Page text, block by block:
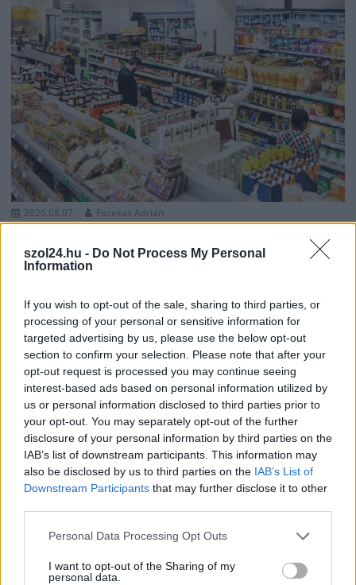
szol24.hu - Do Not Process My Personal
Information
If you wish to opt-out of the sale, sharing to third parties, or
processing of your personal or sensitive information for
targeted advertising by us, please use the below opt-out
section to confirm your selection. Please note that after your
opt-out request is processed you may continue seeing
interest-based ads based on personal information utilized by
us or personal information disclosed to third parties prior to
your opt-out. You may separately opt-out of the further
disclosure of your personal information by third parties on the
IAB’s list of downstream participants. This information may
also be disclosed by us to third parties on the IAB’s List of
Downstream Participants that may further disclose it to other
Please note that this website/app uses one or more Google
not limited to your visit or usage behaviour. You may click to
grant or deny consent to Google and its third-party tags to
Personal Data Processing Opt Outs
I want to opt-out of the Sharing of my
personal data.
2026.08.07. Fazekas Adrián
kiskereskedelemben
Bár a hazai kiskereskedelmi forgalom idén júniusban is
Magyarország
2026.08.07. Kiss Lajos